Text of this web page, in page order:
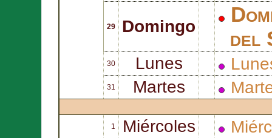
29 Domingo
del
30 Lunes
31 Martes
1 Miércoles